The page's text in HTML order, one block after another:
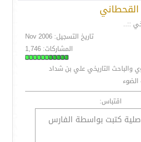
::..
تاريخ التسجيل: Nov 2006
المشاركات: 1,746
والباحث التاريخي علي بن شداد
اقتباس:
كتبت بواسطة الفارس